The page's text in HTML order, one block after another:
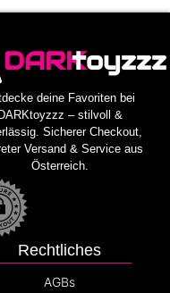
DARKtoyzzz
deine Favoriten bei
DARKtoyzzz – stilvoll &
Sicherer Checkout,
Versand & Service aus
Österreich.
Rechtliches
AGBs